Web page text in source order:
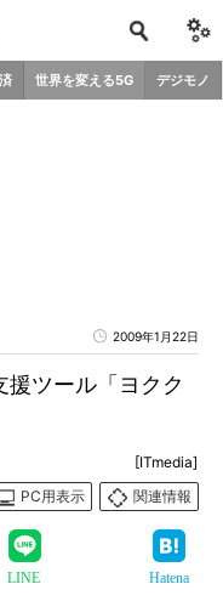
世界を変える5G デジモノ
2009年1月22日
援ツール「ヨクク
[ITmedia]
PC用表示
関連情報
LINE Hatena